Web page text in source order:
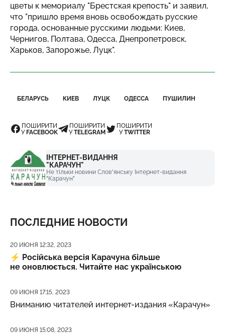
цветы к мемориалу "Брестская крепость" и заявил,
что "пришло время вновь освобождать русские
города, основанные русскими людьми: Киев,
Чернигов, Полтава, Одесса, Днепропетровск,
Харьков, Запорожье, Луцк".
БЕЛАРУСЬ КИЕВ ЛУЦК ОДЕССА ПУШИЛИН
ПОШИРИТИ
УFACEBOOK
ПОШИРИТИ
УTELEGRAM
ПОШИРИТИ
УTWITTER
ІНТЕРНЕТ-ВИДАННЯ
"КАРАЧУН"
Не тільки новини Слов'янську Інтернет-видання
"Карачун"
ПОСЛЕДНИЕ НОВОСТИ
Дата публикации
20 ИЮНЯ 12:32, 2023
⚡️ Російська версія Карачуна більше
не оновлюється. Читайте нас українською
Дата публикации
09 ИЮНЯ 17:15, 2023
Вниманию читателей интернет-издания «Карачун»
Дата публикации
09 ИЮНЯ 15:08, 2023